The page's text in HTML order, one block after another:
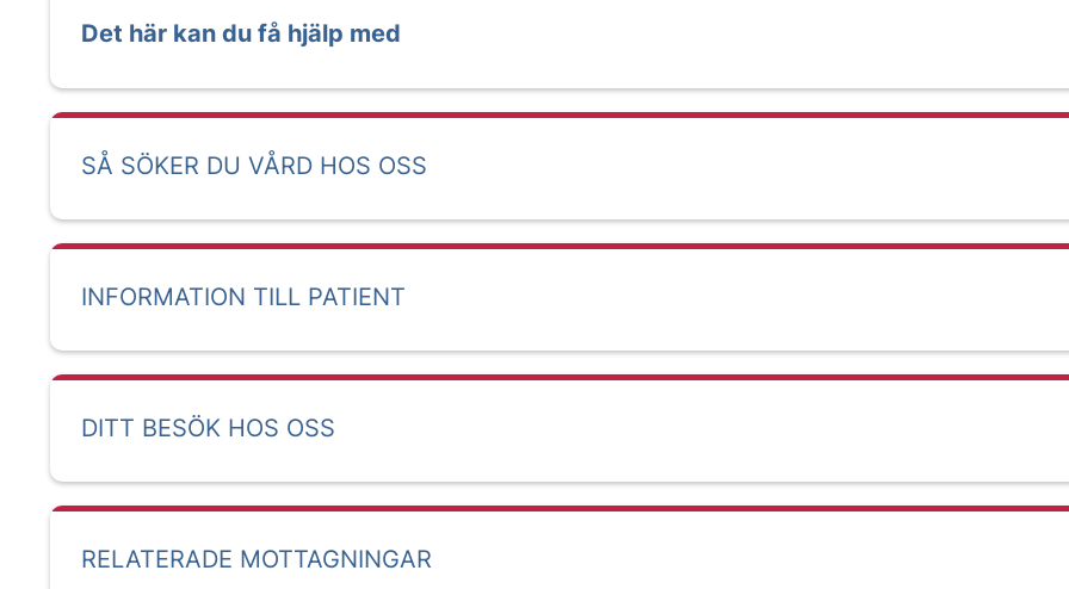
Det här kan du få hjälp med
SÅ SÖKER DU VÅRD HOS OSS
INFORMATION TILL PATIENT
DITT BESÖK HOS OSS
RELATERADE MOTTAGNINGAR